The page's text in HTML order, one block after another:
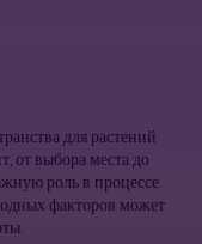
для растений
от выбора места до
роль в процессе.
факторов может